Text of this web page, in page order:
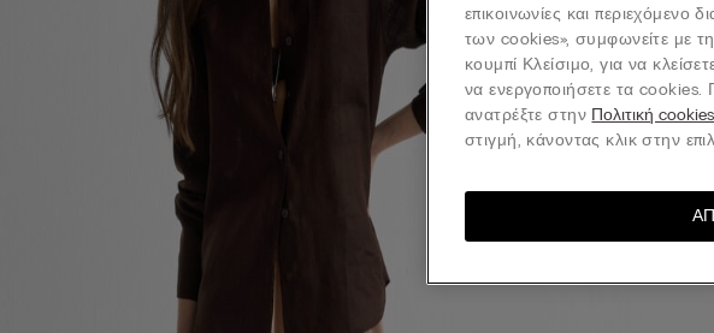
επικοινωνίες και
των cookies», συμφωνείτε με
κουμπί Κλείσιμο, για να
να ενεργοποιήσετε τα cookies.
ανατρέξτε στην Πολιτική cookies
στιγμή, κάνοντας κλικ στην